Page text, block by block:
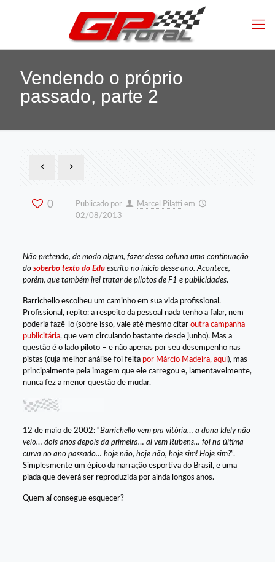
Vendendo o próprio
passado, parte 2
0 Publicado por Marcel Pilatti em
02/08/2013
Não pretendo, de modo algum, fazer dessa coluna uma continuação
do soberbo texto do Eduescrito no início desse ano. Acontece,
porém, que também irei tratar de pilotos de F1 e publicidades.
Barrichello escolheu um caminho em sua vida profissional.
Profissional, repito: a respeito da pessoal nada tenho a falar, nem
poderia fazê-lo (sobre isso, vale até mesmo citar outra campanha
publicitária, que vem circulando bastante desde junho). Mas a
questão é o lado piloto – e não apenas por seu desempenho nas
pistas (cuja melhor análise foi feita por Márcio Madeira, aqui), mas
principalmente pela imagem que ele carregou e, lamentavelmente,
nunca fez a menor questão de mudar.
12 de maio de 2002: “Barrichello vem pra vitória… a dona Idely não
veio… dois anos depois da primeira… aí vem Rubens… foi na última
curva no ano passado… hoje não, hoje não, hoje sim! Hoje sim?”.
Simplesmente um épico da narração esportiva do Brasil, e uma
piada que deverá ser reproduzida por ainda longos anos.
Quem aí consegue esquecer?